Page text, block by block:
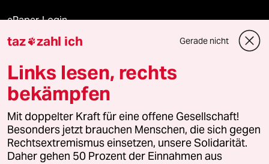
ePaper Login
Downloads für Abonnierende
© 2026 taz Verlags und Vertriebs GmbH
Alle Rechte vorbehalten. Bei rechtlichen Fragen oder für Genehmigungen
wenden Sie sich bitte an lizenzen@taz.de
Feedback Redaktionsstatut Kommune-Richtlinien
taz zahl ich Gerade nicht
Links lesen, rechts
bekämpfen
Mit doppelter Kraft für eine offene Gesellschaft!
Besonders jetzt brauchen Menschen, die sich gegen
Rechtsextremismus einsetzen, unsere Solidarität.
Daher gehen 50 Prozent der Einnahmen aus